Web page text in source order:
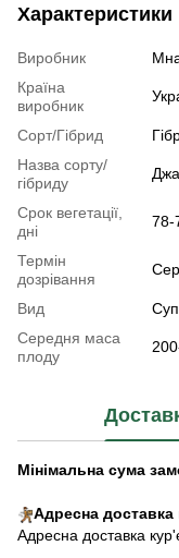
Характеристики
Виробник
Країна
виробник
Сорт/Гібрид
Назва сорту/
гібриду
Срок вегетації,
дні
78-
Термін
дозрівання
Вид
Середня маса
плоду
Мінімальна сума
Адресна доставка
Адресна доставка